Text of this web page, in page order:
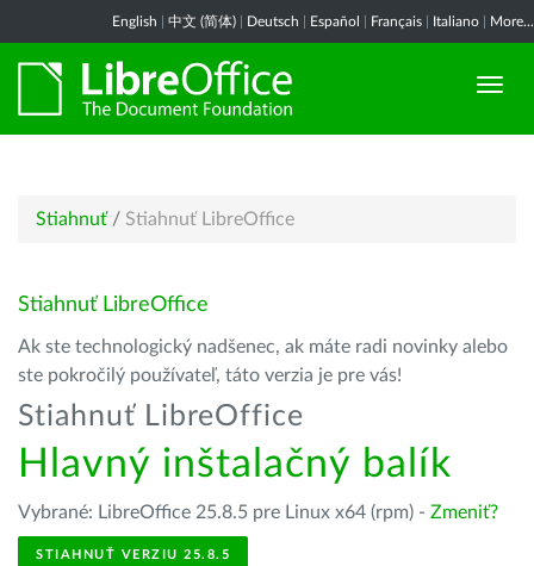
English 中文 (简体) Deutsch Español Français Italiano More...
Stiahnuť / Stiahnuť LibreOffice
Stiahnuť LibreOffice
Ak ste technologický nadšenec, ak máte radi novinky alebo
ste pokročilý používateľ, táto verzia je pre vás!
Stiahnuť LibreOffice
Hlavný inštalačný balík
Vybrané: LibreOffice 25.8.5 pre Linux x64 (rpm) - Zmeniť?
STIAHNUŤ VERZIU 25.8.5